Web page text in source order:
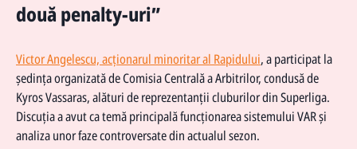
două penalty-uri”
Victor Angelescu, acționarul minoritar al Rapidului, a participat la
ședința organizată de Comisia Centrală a Arbitrilor, condusă de
Kyros Vassaras, alături de reprezentanții cluburilor din Superliga.
Discuția a avut ca temă principală funcționarea sistemului VAR și
analiza unor faze controversate din actualul sezon.